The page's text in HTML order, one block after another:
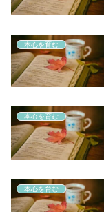
本心を育む
本心を育む
本心を育む